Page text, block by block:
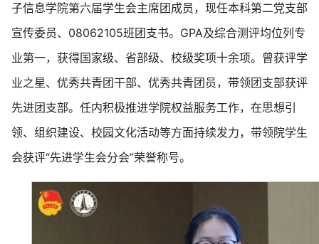
子信息学院第六届学生会主席团成员，现任本科第二党支部
宣传委员、08062105班团支书。GPA及综合测评均位列专
业第一，获得国家级、省部级、校级奖项十余项。曾获评学
业之星、优秀共青团干部、优秀共青团员，带领团支部获评
先进团支部。任内积极推进学院权益服务工作，在思想引
领、组织建设、校园文化活动等方面持续发力，带领院学生
会获评“先进学生会分会”荣誉称号。